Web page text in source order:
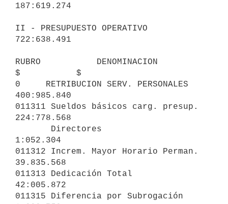
187:619.274
II - PRESUPUESTO OPERATIVO
722:638.491
RUBRO           DENOMINACION
$           $
0     RETRIBUCION SERV. PERSONALES
400:985.840
011311 Sueldos básicos carg. presup.
224:778.568
1:052.304
011312 Increm. Mayor Horario Perman.
39.835.568
011313 Dedicación Total
42:005.872
011315 Diferencia por Subrogación